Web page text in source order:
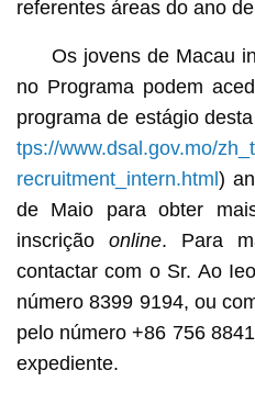
referentes áreas do ano
Os jovens de Macau
no Programa podem
programa de estágio
tps://www.dsal.gov.mo/
recruitment_intern.html)
de Maio para obter
inscrição online. Para
contactar com o Sr. Ao
número 8399 9194, ou
pelo número +86 756
expediente.